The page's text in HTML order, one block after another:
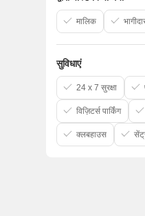
मालिक
सुविधाएं
24 x 7 सुरक्षा
विज़िटर्स पार्किंग
क्लबहाउस